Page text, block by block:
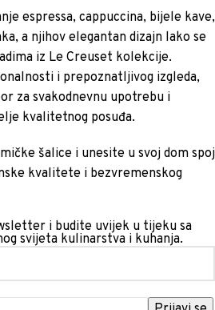
espressa, cappuccina, bijele kave,
a njihov elegantan dizajn lako se
iz Le Creuset kolekcije.
i prepoznatljivog izgleda,
za svakodnevnu upotrebu i
kvalitetnog posuđa.
šalice i unesite u svoj dom spoj
kvalitete i bezvremenskog
i budite uvijek u tijeku sa
svijeta kulinarstva i kuhanja.